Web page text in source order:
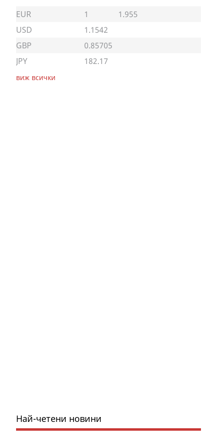
EUR 1
1.955
USD
1.1542
GBP
0.85705
JPY
182.17
виж всички
Най-четени новини